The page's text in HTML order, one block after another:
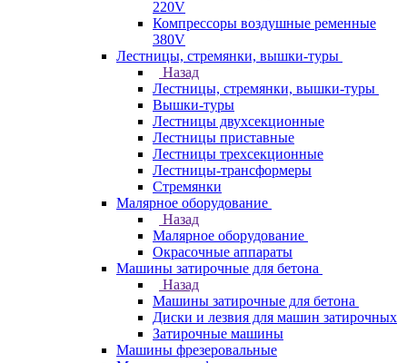
220V
Компрессоры воздушные ременные
380V
Лестницы, стремянки, вышки-туры
Назад
Лестницы, стремянки, вышки-туры
Вышки-туры
Лестницы двухсекционные
Лестницы приставные
Лестницы трехсекционные
Лестницы-трансформеры
Стремянки
Малярное оборудование
Назад
Малярное оборудование
Окрасочные аппараты
Машины затирочные для бетона
Назад
Машины затирочные для бетона
Диски и лезвия для машин затирочных
Затирочные машины
Машины фрезеровальные